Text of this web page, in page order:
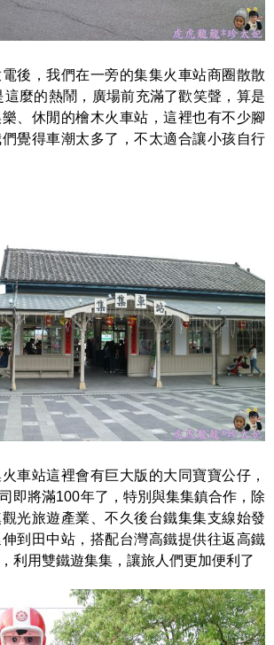
後，我們在一旁的集集火車站商圈散散
麼的熱鬧，廣場前充滿了歡笑聲，算是
、休閒的檜木火車站，這裡也有不少腳
覺得車潮太多了，不太適合讓小孩自行
車站這裡會有巨大版的大同寶寶公仔，
即將滿100年了，特別與集集鎮合作，除
光旅遊產業、不久後台鐵集集支線始發
到田中站，搭配台灣高鐵提供往返高鐵
利用雙鐵遊集集，讓旅人們更加便利了